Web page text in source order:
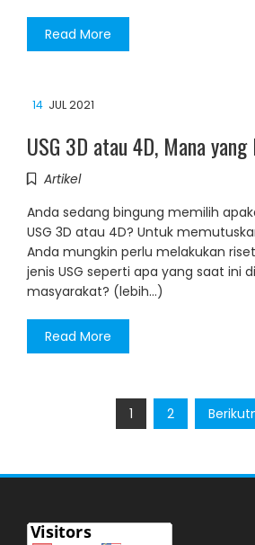
Read More
14 JUL 2021
USG 3D atau 4D, Mana
Artikel
Anda sedang bingung memilih
USG 3D atau 4D? Untuk
Anda mungkin perlu melakukan
jenis USG seperti apa yang saat ini
masyarakat? (lebih…)
Read More
1 2